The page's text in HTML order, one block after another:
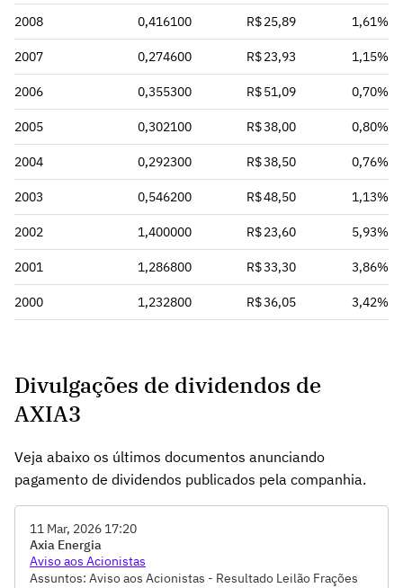
2008 0,416100 R$ 25,89 1,61%
2007 0,274600 R$ 23,93 1,15%
2006 0,355300 R$ 51,09 0,70%
2005 0,302100 R$ 38,00 0,80%
2004 0,292300 R$ 38,50 0,76%
2003 0,546200 R$ 48,50 1,13%
2002 1,400000 R$ 23,60 5,93%
2001 1,286800 R$ 33,30 3,86%
2000 1,232800 R$ 36,05 3,42%
Divulgações de dividendos de
AXIA3
Veja abaixo os últimos documentos anunciando
pagamento de dividendos publicados pela companhia.
11 Mar, 2026 17:20
Axia Energia
Aviso aos Acionistas
Assuntos: Aviso aos Acionistas - Resultado Leilão Frações